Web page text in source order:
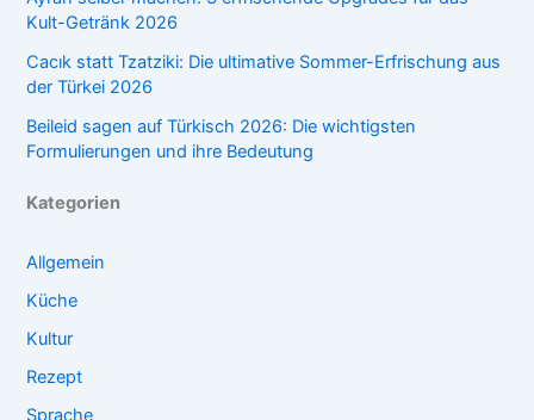
Kult-Getränk 2026
Cacık statt Tzatziki: Die ultimative Sommer-Erfrischung aus
der Türkei 2026
Beileid sagen auf Türkisch 2026: Die wichtigsten
Formulierungen und ihre Bedeutung
Kategorien
Allgemein
Küche
Kultur
Rezept
Sprache